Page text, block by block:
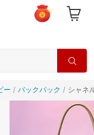
ー バックパック シャネ